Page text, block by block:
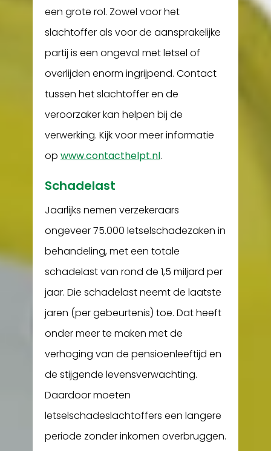
een grote rol. Zowel voor het
slachtoffer als voor de aansprakelijke
partij is een ongeval met letsel of
overlijden enorm ingrijpend. Contact
tussen het slachtoffer en de
veroorzaker kan helpen bij de
verwerking. Kijk voor meer informatie
op www.contacthelpt.nl.
Schadelast
Jaarlijks nemen verzekeraars
ongeveer 75.000 letselschadezaken in
behandeling, met een totale
schadelast van rond de 1,5 miljard per
jaar. Die schadelast neemt de laatste
jaren (per gebeurtenis) toe. Dat heeft
onder meer te maken met de
verhoging van de pensioenleeftijd en
de stijgende levensverwachting.
Daardoor moeten
letselschadeslachtoffers een langere
periode zonder inkomen overbruggen.